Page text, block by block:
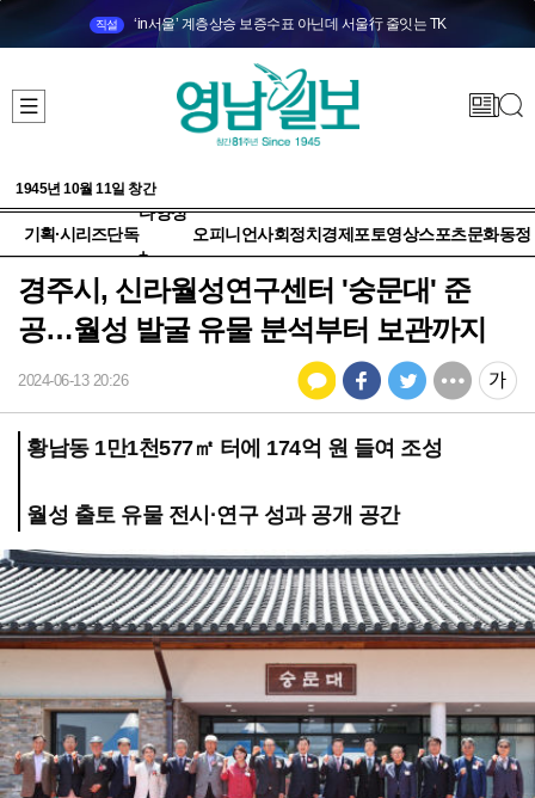
직설 ‘in서울’ 계층상승 보증수표 아닌데 서울行 줄잇는 TK
1945년 10월 11일 창간
기획·시리즈단독
다양성
+
오피니언사회정치 경제 포토영상스포츠문화동정
경주시, 신라월성연구센터 '숭문대' 준
공…월성 발굴 유물 분석부터 보관까지
2024-06-13 20:26
황남동 1만1천577㎡ 터에 174억 원 들여 조성
월성 출토 유물 전시·연구 성과 공개 공간